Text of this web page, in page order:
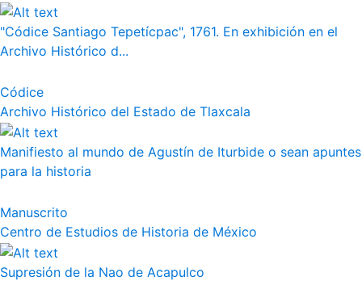
"Códice Santiago Tepetícpac", 1761. En exhibición en el
Archivo Histórico d...
Códice
Archivo Histórico del Estado de Tlaxcala
Manifiesto al mundo de Agustín de Iturbide o sean apuntes
para la historia
Manuscrito
Centro de Estudios de Historia de México
Supresión de la Nao de Acapulco